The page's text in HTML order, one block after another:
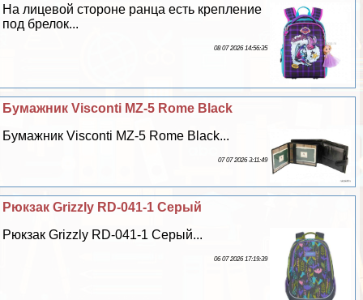
На лицевой стороне ранца есть крепление
под брелок...
08 07 2026 14:56:35
Бумажник Visconti MZ-5 Rome Black
Бумажник Visconti MZ-5 Rome Black...
07 07 2026 3:11:49
Рюкзак Grizzly RD-041-1 Серый
Рюкзак Grizzly RD-041-1 Серый...
06 07 2026 17:19:39